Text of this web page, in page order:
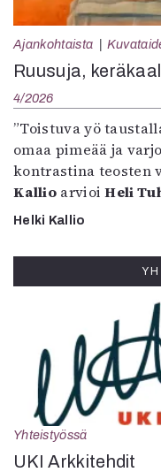
Ajankohtaista
Ruusuja,
4/2026
”Toistuva yö
omaa pimeää ja
kontrastina teosten
KallioarvioiHeli
Helki Kallio
Yhteistyössä
UKI Arkkitehdit